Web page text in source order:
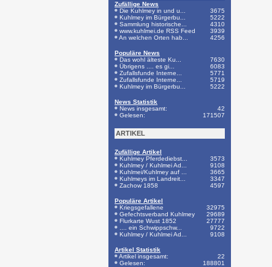
Zufällige News
Die Kuhlmey in und u...
3675
Kuhlmey im Bürgerbu...
5222
Sammlung historische...
4310
www.kuhlmei.de RSS Feed
3939
An welchen Orten hab...
4256
Populäre News
Das wohl älteste Ku...
7630
Übrigens .... es gi...
6083
Zufallsfunde Interne...
5771
Zufallsfunde Interne...
5719
Kuhlmey im Bürgerbu...
5222
News Statistik
News insgesamt:
42
Gelesen:
171507
ARTIKEL
Zufällige Artikel
Kuhlmey Pferdediebst...
3573
Kuhlmey / Kuhlmei Ad...
9108
Kuhlmei/Kuhlmey auf ...
3665
Kuhlmeys im Landreit...
3347
Zachow 1858
4597
Populäre Artikel
Kriegsgefallene
32975
Gefechtsverband Kuhlmey
29689
Flurkarte Wust 1852
27777
.... ein Schwippschw...
9722
Kuhlmey / Kuhlmei Ad...
9108
Artikel Statistik
Artikel insgesamt:
22
Gelesen:
188801